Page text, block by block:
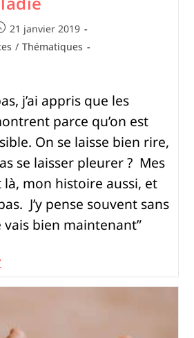
21 janvier 2019
/ Thématiques
j’ai appris que les
parce qu’on est
On se laisse bien rire,
se laisser pleurer ? Mes
mon histoire aussi, et
J’y pense souvent sans
bien maintenant”